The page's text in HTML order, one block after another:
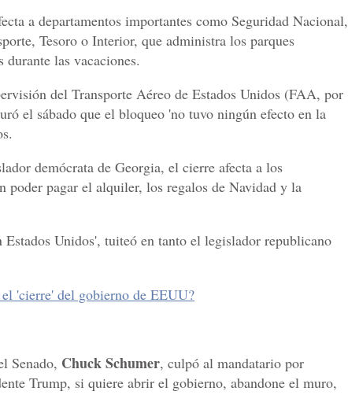
a departamentos importantes como Seguridad Nacional,
Tesoro o Interior, que administra los parques
las vacaciones.
del Transporte Aéreo de Estados Unidos (FAA, por
el sábado que el bloqueo 'no tuvo ningún efecto en la
demócrata de Georgia, el cierre afecta a los
poder pagar el alquiler, los regalos de Navidad y la
Estados Unidos', tuiteó en tanto el legislador republicano
el 'cierre' del gobierno de EEUU?
Senado, Chuck Schumer, culpó al mandatario por
Trump, si quiere abrir el gobierno, abandone el muro,